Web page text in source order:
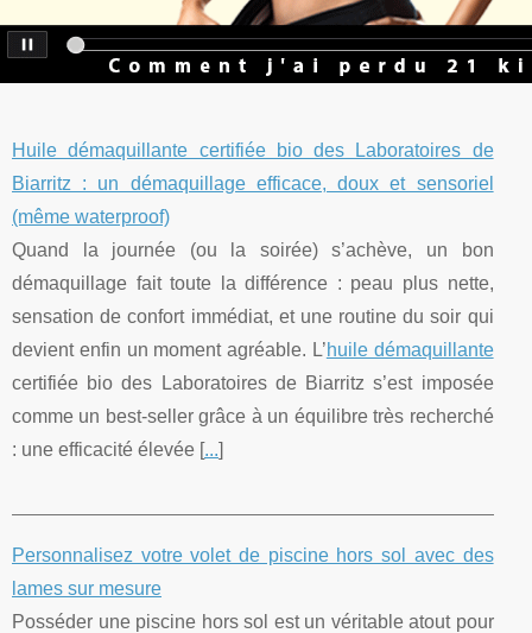
Huile démaquillante certifiée bio des Laboratoires de
Biarritz : un démaquillage efficace, doux et sensoriel
(même waterproof)
Quand la journée (ou la soirée) s’achève, un bon
démaquillage fait toute la différence : peau plus nette,
sensation de confort immédiat, et une routine du soir qui
devient enfin un moment agréable. L’huile démaquillante
certifiée bio des Laboratoires de Biarritz s’est imposée
comme un best-seller grâce à un équilibre très recherché
: une efficacité élevée [...]
Personnalisez votre volet de piscine hors sol avec des
lames sur mesure
Posséder une piscine hors sol est un véritable atout pour